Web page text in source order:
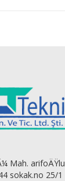
Mah. arifoÄŸlu
sokak.no 25/1